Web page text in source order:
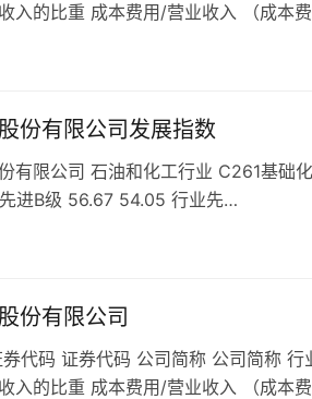
入的比重 成本费用/营业收入 （成本
份有限公司发展指数
有限公司 石油和化工行业 C261基
进B级 56.67 54.05 行业先…
份有限公司
代码 证券代码 公司简称 公司简称
入的比重 成本费用/营业收入 （成本